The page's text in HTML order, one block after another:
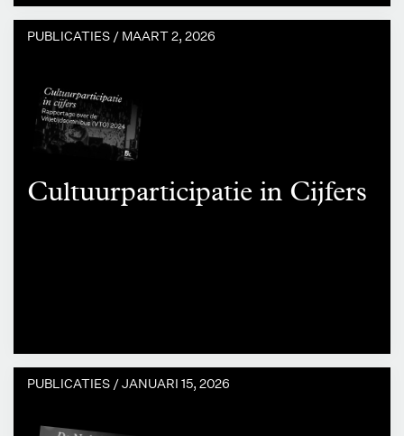
PUBLICATIES / MAART 2, 2026
Cultuurparticipatie in Cijfers
PUBLICATIES /JANUARI 15, 2026